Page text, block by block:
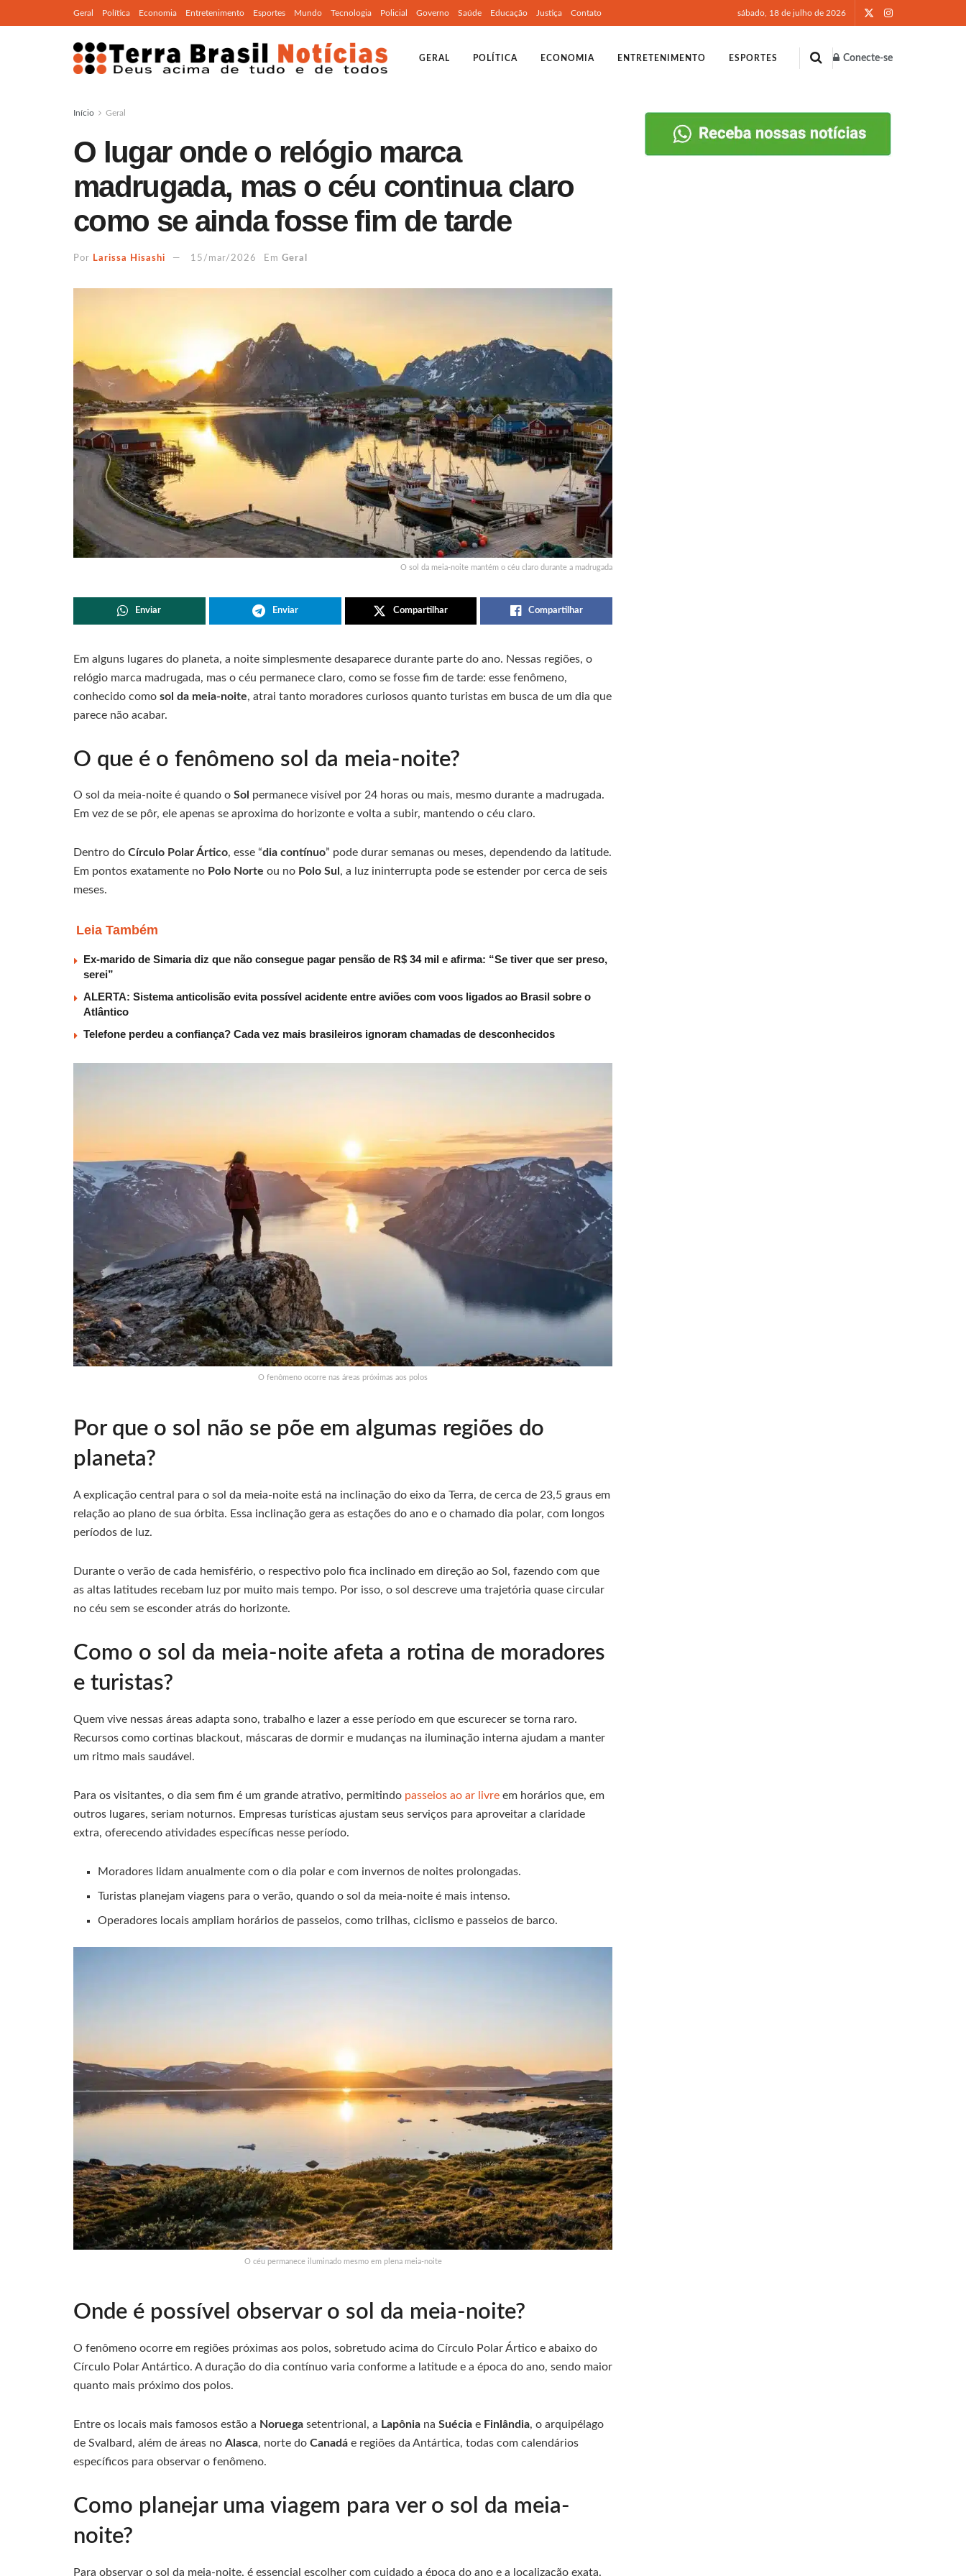
Geral Política Economia Entretenimento Esportes Mundo Tecnologia Policial Governo Saúde Educação Justiça Contato sábado, 18 de julho de 2026
GERAL POLÍTICA ECONOMIA ENTRETENIMENTO ESPORTES Conecte-se
Início Geral
O lugar onde o relógio marca
madrugada, mas o céu continua claro
como se ainda fosse fim de tarde
Por Larissa Hisashi 15/mar/2026 Em Geral
O sol da meia-noite mantém o céu claro durante a madrugada
Enviar Enviar Compartilhar Compartilhar
Em alguns lugares do planeta, a noite simplesmente desaparece durante parte do ano. Nessas regiões, o
relógio marca madrugada, mas o céu permanece claro, como se fosse fim de tarde: esse fenômeno,
conhecido como sol da meia-noite, atrai tanto moradores curiosos quanto turistas em busca de um dia que
parece não acabar.
O que é o fenômeno sol da meia-noite?
O sol da meia-noite é quando o Sol permanece visível por 24 horas ou mais, mesmo durante a madrugada.
Em vez de se pôr, ele apenas se aproxima do horizonte e volta a subir, mantendo o céu claro.
Dentro do Círculo Polar Ártico, esse “dia contínuo” pode durar semanas ou meses, dependendo da latitude.
Em pontos exatamente no Polo Norte ou no Polo Sul , a luz ininterrupta pode se estender por cerca de seis
meses.
Leia Também
Ex-marido de Simaria diz que não consegue pagar pensão de R$ 34 mil e afirma: “Se tiver que ser preso,
serei”
ALERTA: Sistema anticolisão evita possível acidente entre aviões com voos ligados ao Brasil sobre o
Atlântico
Telefone perdeu a confiança? Cada vez mais brasileiros ignoram chamadas de desconhecidos
O fenômeno ocorre nas áreas próximas aos polos
Por que o sol não se põe em algumas regiões do
planeta?
A explicação central para o sol da meia-noite está na inclinação do eixo da Terra, de cerca de 23,5 graus em
relação ao plano de sua órbita. Essa inclinação gera as estações do ano e o chamado dia polar, com longos
períodos de luz.
Durante o verão de cada hemisfério, o respectivo polo fica inclinado em direção ao Sol, fazendo com que
as altas latitudes recebam luz por muito mais tempo. Por isso, o sol descreve uma trajetória quase circular
no céu sem se esconder atrás do horizonte.
Como o sol da meia-noite afeta a rotina de moradores
e turistas?
Quem vive nessas áreas adapta sono, trabalho e lazer a esse período em que escurecer se torna raro.
Recursos como cortinas blackout, máscaras de dormir e mudanças na iluminação interna ajudam a manter
um ritmo mais saudável.
Para os visitantes, o dia sem fim é um grande atrativo, permitindo passeios ao ar livre em horários que, em
outros lugares, seriam noturnos. Empresas turísticas ajustam seus serviços para aproveitar a claridade
extra, oferecendo atividades específicas nesse período.
Moradores lidam anualmente com o dia polar e com invernos de noites prolongadas.
Turistas planejam viagens para o verão, quando o sol da meia-noite é mais intenso.
Operadores locais ampliam horários de passeios, como trilhas, ciclismo e passeios de barco.
O céu permanece iluminado mesmo em plena meia-noite
Onde é possível observar o sol da meia-noite?
O fenômeno ocorre em regiões próximas aos polos, sobretudo acima do Círculo Polar Ártico e abaixo do
Círculo Polar Antártico. A duração do dia contínuo varia conforme a latitude e a época do ano, sendo maior
quanto mais próximo dos polos.
Entre os locais mais famosos estão a Noruega setentrional, a Lapônia na Suécia e Finlândia, o arquipélago
de Svalbard, além de áreas no Alasca, norte do Canadá e regiões da Antártica, todas com calendários
específicos para observar o fenômeno.
Como planejar uma viagem para ver o sol da meia-
noite?
Para observar o sol da meia-noite, é essencial escolher com cuidado a época do ano e a localização exata.